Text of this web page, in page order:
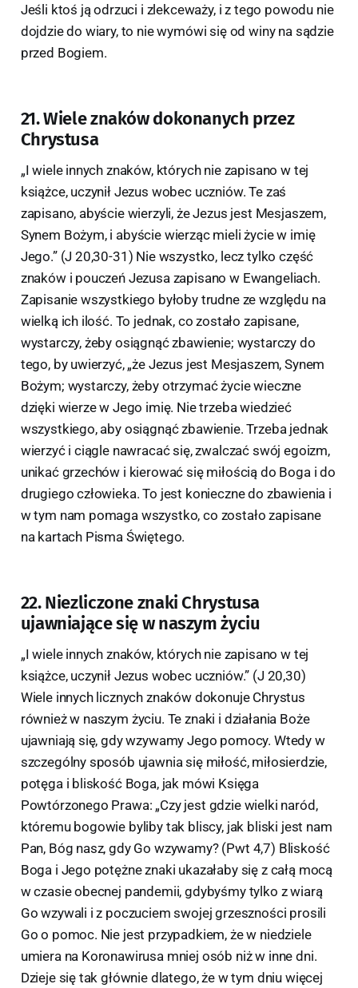
Jeśli ktoś ją odrzuci i zlekceważy, i z tego powodu nie
dojdzie do wiary, to nie wymówi się od winy na sądzie
przed Bogiem.
21. Wiele znaków dokonanych przez
Chrystusa
„I wiele innych znaków, których nie zapisano w tej
książce, uczynił Jezus wobec uczniów. Te zaś
zapisano, abyście wierzyli, że Jezus jest Mesjaszem,
Synem Bożym, i abyście wierząc mieli życie w imię
Jego.” (J 20,30-31) Nie wszystko, lecz tylko część
znaków i pouczeń Jezusa zapisano w Ewangeliach.
Zapisanie wszystkiego byłoby trudne ze względu na
wielką ich ilość. To jednak, co zostało zapisane,
wystarczy, żeby osiągnąć zbawienie; wystarczy do
tego, by uwierzyć, „że Jezus jest Mesjaszem, Synem
Bożym; wystarczy, żeby otrzymać życie wieczne
dzięki wierze w Jego imię. Nie trzeba wiedzieć
wszystkiego, aby osiągnąć zbawienie. Trzeba jednak
wierzyć i ciągle nawracać się, zwalczać swój egoizm,
unikać grzechów i kierować się miłością do Boga i do
drugiego człowieka. To jest konieczne do zbawienia i
w tym nam pomaga wszystko, co zostało zapisane
na kartach Pisma Świętego.
22. Niezliczone znaki Chrystusa
ujawniające się w naszym życiu
„I wiele innych znaków, których nie zapisano w tej
książce, uczynił Jezus wobec uczniów.” (J 20,30)
Wiele innych licznych znaków dokonuje Chrystus
również w naszym życiu. Te znaki i działania Boże
ujawniają się, gdy wzywamy Jego pomocy. Wtedy w
szczególny sposób ujawnia się miłość, miłosierdzie,
potęga i bliskość Boga, jak mówi Księga
Powtórzonego Prawa: „Czy jest gdzie wielki naród,
któremu bogowie byliby tak bliscy, jak bliski jest nam
Pan, Bóg nasz, gdy Go wzywamy? (Pwt 4,7) Bliskość
Boga i Jego potężne znaki ukazałaby się z całą mocą
w czasie obecnej pandemii, gdybyśmy tylko z wiarą
Go wzywali i z poczuciem swojej grzeszności prosili
Go o pomoc. Nie jest przypadkiem, że w niedziele
umiera na Koronawirusa mniej osób niż w inne dni.
Dzieje się tak głównie dlatego, że w tym dniu więcej